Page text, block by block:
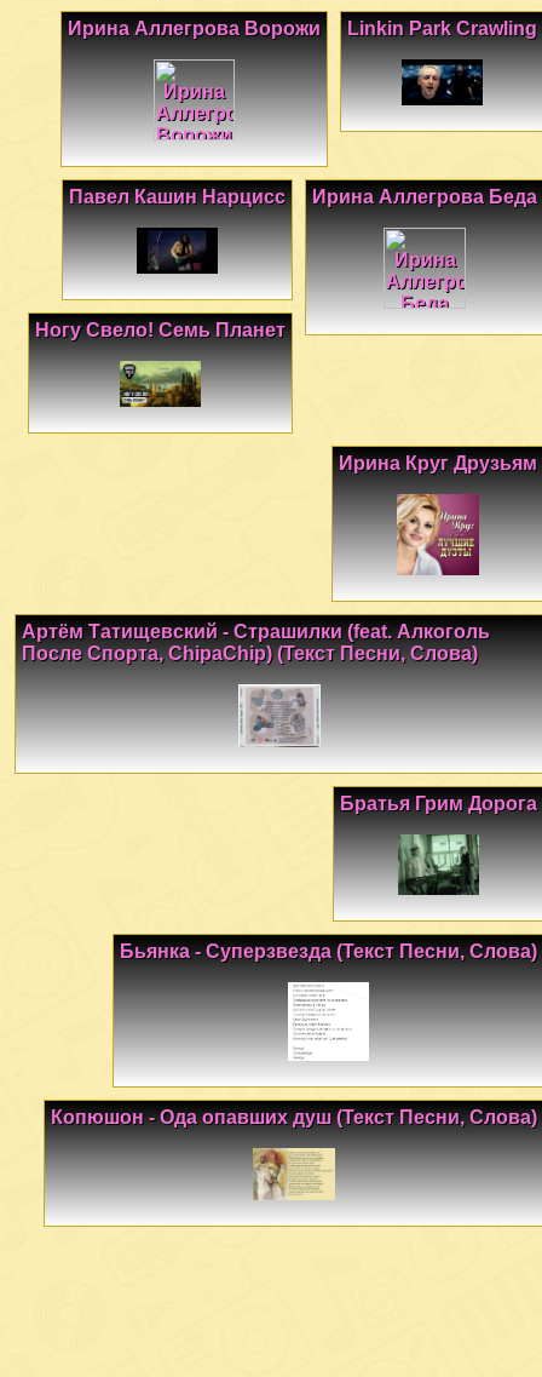
Linkin Park Crawling
Ирина Аллегрова Ворожи
Ирина Аллегрова Беда
Павел Кашин Нарцисс
Ногу Свело! Семь Планет
Ирина Круг Друзьям
Артём Татищевский - Страшилки (feat. Алкоголь
После Спорта, ChipaChip) (Текст Песни, Слова)
Братья Грим Дорога
Бьянка - Суперзвезда (Текст Песни, Слова)
Копюшон - Ода опавших душ (Текст Песни, Слова)